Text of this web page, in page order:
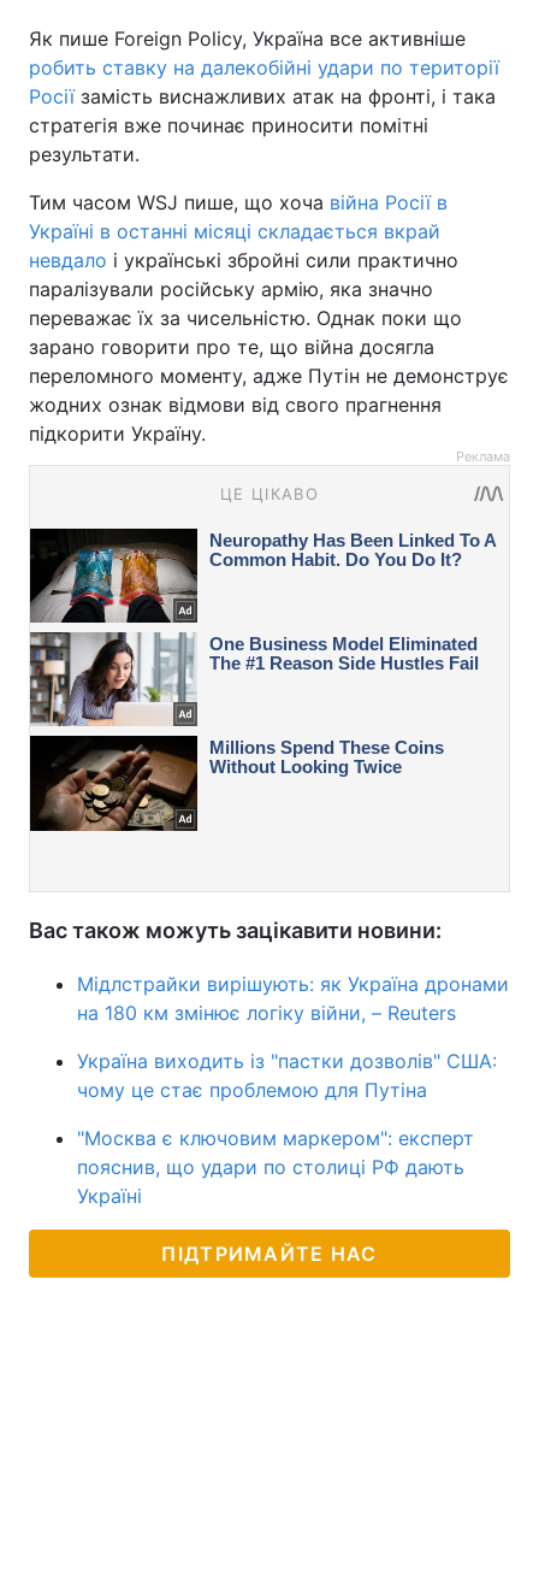
Як пише Foreign Policy, Україна все активніше
робить ставку на далекобійні удари по території
Росіїзамість виснажливих атак на фронті, і така
стратегія вже починає приносити помітні
результати.
Тим часом WSJ пише, що хоча війна Росії в
Україні в останні місяці складається вкрай
невдало і українські збройні сили практично
паралізували російську армію, яка значно
переважає їх за чисельністю. Однак поки що
зарано говорити про те, що війна досягла
переломного моменту, адже Путін не демонструє
жодних ознак відмови від свого прагнення
підкорити Україну.
Реклама
Вас також можуть зацікавити новини:
Мідлстрайки вирішують: як Україна дронами
на 180 км змінює логіку війни, – Reuters
Україна виходить із "пастки дозволів" США:
чому це стає проблемою для Путіна
"Москва є ключовим маркером": експерт
пояснив, що удари по столиці РФ дають
Україні
ПІДТРИМАЙТЕ НАС